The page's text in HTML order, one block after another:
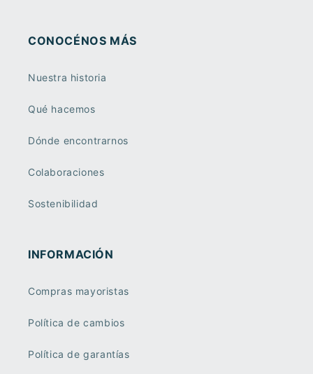
CONOCÉNOS MÁS
Nuestra historia
Qué hacemos
Dónde encontrarnos
Colaboraciones
Sostenibilidad
INFORMACIÓN
Compras mayoristas
Política de cambios
Política de garantías